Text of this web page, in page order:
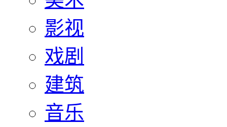
影视
戏剧
建筑
音乐